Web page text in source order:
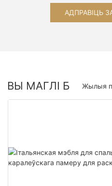
АДПРАВІЦЬ
ВЫ МАГЛІ Б Жылыя